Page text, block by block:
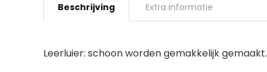
Beschrijving Extra informatie
Leerluier: schoon worden gemakkelijk gemaakt.